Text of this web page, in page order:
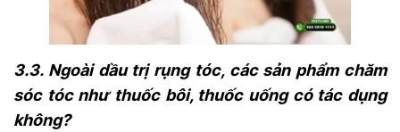
3.3. Ngoài dầu trị rụng tóc, các sản phẩm chăm
sóc tóc như thuốc bôi, thuốc uống có tác dụng
không?